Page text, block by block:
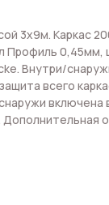
3х9м. Каркас
Профиль 0,45мм,
Внутри/
всего
включена